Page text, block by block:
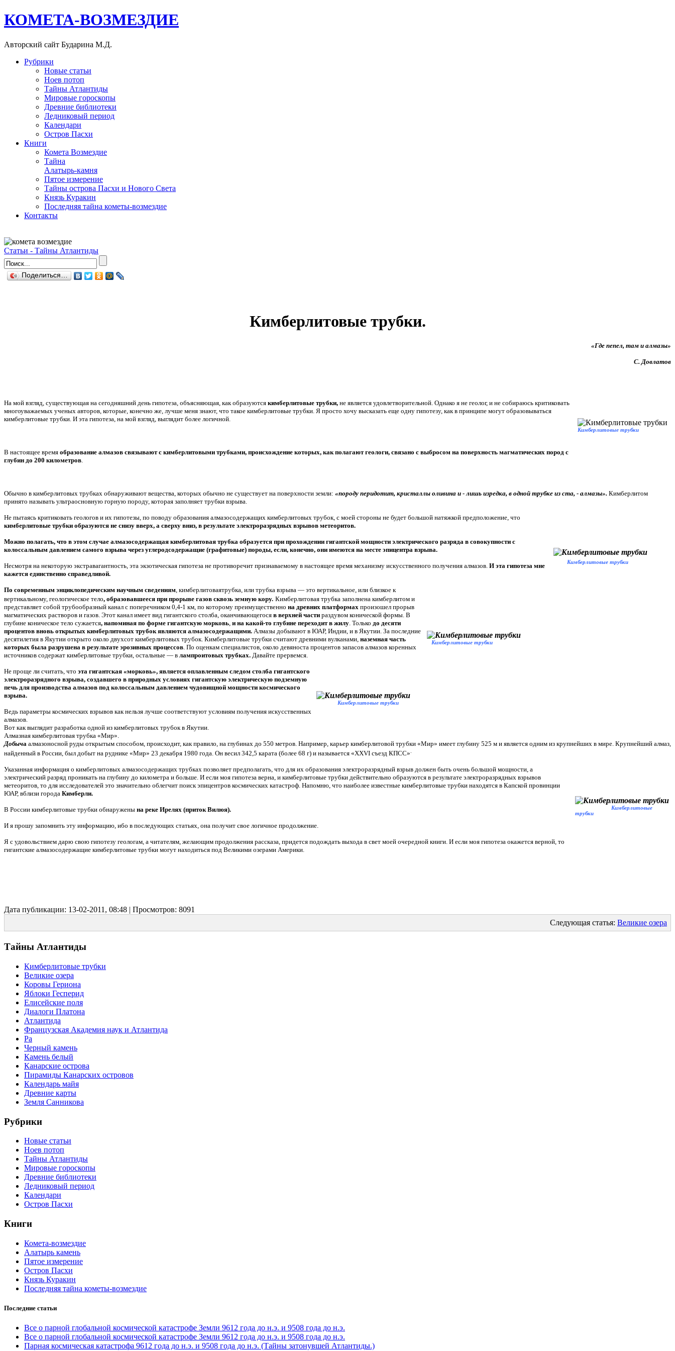
КОМЕТА-ВОЗМЕЗДИЕ
Авторский сайт Бударина М.Д.
Рубрики
Новые статьи
Ноев потоп
Тайны Атлантиды
Мировые гороскопы
Древние библиотеки
Ледниковый период
Календари
Остров Пасхи
Книги
Комета Возмездие
Тайна
Алатырь-камня
Пятое измерение
Тайны острова Пасхи и Нового Света
Князь Куракин
Последняя тайна кометы-возмездие
Контакты
Статьи - Тайны Атлантиды
Поделиться…
Кимберлитовые трубки.
«Где пепел, там и алмазы»
С. Довлатов
Кимберлитовые трубки
На мой взгляд, существующая на сегодняшний день гипотеза, объясняющая, как образуются кимберлитовые трубки, не является удовлетворительной. Однако я не геолог, и не собираюсь критиковать
многоуважаемых ученых авторов, которые, конечно же, лучше меня знают, что такое кимберлитовые трубки. Я просто хочу высказать еще одну гипотезу, как в принципе могут образовываться
кимберлитовые трубки. И эта гипотеза, на мой взгляд, выглядит более логичной.
В настоящее время образование алмазов связывают с кимберлитовыми трубками, происхождение которых, как полагают геологи, связано с выбросом на поверхность магматических пород с
глубин до 200 километров
Обычно в кимберлитовых трубках обнаруживают вещества, которых обычно не существует на поверхности земли: «породу перидотит, кристаллы оливина и - лишь изредка, в одной трубке из ста, - алмазы». Кимберлитом
принято называть ультраосновную горную породу, которая заполняет трубки взрыва.
Кимберлитовые трубки
Не пытаясь критиковать геологов и их гипотезы, по поводу образования алмазосодержащих кимберлитовых трубок, с моей стороны не будет большой натяжкой предположение, что
кимберлитовые трубки образуются не снизу вверх, а сверху вниз, в результате электроразрядных взрывов метеоритов.
Можно полагать, что в этом случае алмазосодержащая кимберлитовая трубка образуется при прохождении гигантской мощности электрического разряда в совокупности с
колоссальным давлением самого взрыва через углеродсодержащие (графитовые) породы, если, конечно, они имеются на месте эпицентра взрыва.
Несмотря на некоторую экстравагантность, эта экзотическая гипотеза не противоречит признаваемому в настоящее время механизму искусственного получения алмазов. И эта гипотеза мне
кажется единственно справедливой.
Кимберлитовые трубки
По современным энциклопедическим научным сведениям , кимберлитоваятрубка, или трубка взрыва — это вертикальное, или близкое к
вертикальному, геологическое тело, образовавшееся при прорыве газов сквозь земную кору. Кимберлитовая трубка заполнена кимберлитом и
представляет собой трубообразный канал с поперечником 0,4-1 км, по которому преимущественно на древних платформах произошел прорыв
магматических растворов и газов. Этот канал имеет вид гигантского столба, оканчивающегося в верхней части раздувом конической формы. В
глубине коническое тело сужается, напоминая по форме гигантскую морковь и на какой-то глубине переходит в жилу . Только до десяти
процентов вновь открытых кимберлитовых трубок являются алмазосодержащими. Алмазы добывают в ЮАР, Индии, и в Якутии. За последние
десятилетия в Якутии открыто около двухсот кимберлитовых трубок. Кимберлитовые трубки считают древними вулканами, наземная часть
которых была разрушена в результате эрозивных процессов . По оценкам специалистов, около девяноста процентов запасов алмазов коренных
источников содержат кимберлитовые трубки, остальные — в лампроитовых трубках. Давайте прервемся.
Кимберлитовые трубки
Не проще ли считать, что эта гигантская «морковь», является оплавленным следом столба гигантского
электроразрядного взрыва, создавшего в природных условиях гигантскую электрическую подземную
печь для производства алмазов под колоссальным давлением чудовищной мощности космического
взрыва.
Ведь параметры космических взрывов как нельзя лучше соответствуют условиям получения искусственных
алмазов.
Вот как выглядит разработка одной из кимберлитовых трубок в Якутии.
Алмазная кимберлитовая трубка «Мир».
Добыча алмазоносной руды открытым способом, происходит, как правило, на глубинах до 550 метров. Например, карьер кимберлитовой трубки «Мир» имеет глубину 525 м и является одним из крупнейших в мире. Крупнейший алмаз,
найденный в России, был добыт на руднике «Мир» 23 декабря 1980 года. Он весил 342,5 карата (более 68 г) и называется «XXVI съезд КПСС»
Кимберлитовые
трубки
Указанная информация о кимберлитовых алмазосодержащих трубках позволяет предполагать, что для их образования электроразрядный взрыв должен быть очень большой мощности, а
электрический разряд проникать на глубину до километра и больше. И если моя гипотеза верна, и кимберлитовые трубки действительно образуются в результате электроразрядных взрывов
метеоритов, то для исследователей это значительно облегчит поиск эпицентров космических катастроф. Напомню, что наиболее известные кимберлитовые трубки находятся в Капской провинции
ЮАР, вблизи города Кимберли.
В России кимберлитовые трубки обнаружены на реке Ирелях (приток Вилюя).
И я прошу запомнить эту информацию, ибо в последующих статьях, она получит свое логичное продолжение.
Я с удовольствием дарю свою гипотезу геологам, а читателям, желающим продолжения рассказа, придется подождать выхода в свет моей очередной книги. И если моя гипотеза окажется верной, то
гигантские алмазосодержащие кимберлитовые трубки могут находиться под Великими озерами Америки.
Дата публикации: 13-02-2011, 08:48 | Просмотров: 8091
Следующая статья: Великие озера
Тайны Атлантиды
Кимберлитовые трубки
Великие озера
Коровы Гериона
Яблоки Гесперид
Елисейские поля
Диалоги Платона
Атлантида
Французская Академия наук и Атлантида
Ра
Черный камень
Камень белый
Канарские острова
Пирамиды Канарских островов
Календарь майя
Древние карты
Земля Санникова
Рубрики
Новые статьи
Ноев потоп
Тайны Атлантиды
Мировые гороскопы
Древние библиотеки
Ледниковый период
Календари
Остров Пасхи
Книги
Комета-возмездие
Алатырь камень
Пятое измерение
Остров Пасхи
Князь Куракин
Последняя тайна кометы-возмездие
Последние статьи
Все о парной глобальной космической катастрофе Земли 9612 года до н.э. и 9508 года до н.э.
Все о парной глобальной космической катастрофе Земли 9612 года до н.э. и 9508 года до н.э.
Парная космическая катастрофа 9612 года до н.э. и 9508 года до н.э. (Тайны затонувшей Атлантиды.)